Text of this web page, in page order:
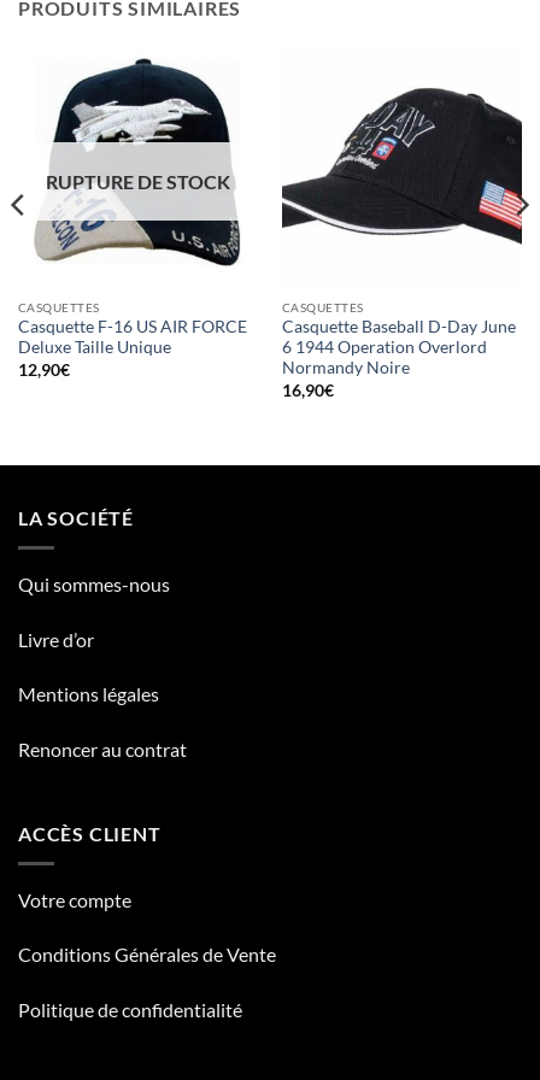
PRODUITS SIMILAIRES
RUPTURE DE STOCK
CASQUETTES
Casquette F-16 US AIR FORCE
Deluxe Taille Unique
12,90€
CASQUETTES
Casquette Baseball D-Day June
6 1944 Operation Overlord
Normandy Noire
16,90€
LA SOCIÉTÉ
Qui sommes-nous
Livre d’or
Mentions légales
Renoncer au contrat
ACCÈS CLIENT
Votre compte
Conditions Générales de Vente
Politique de confidentialité